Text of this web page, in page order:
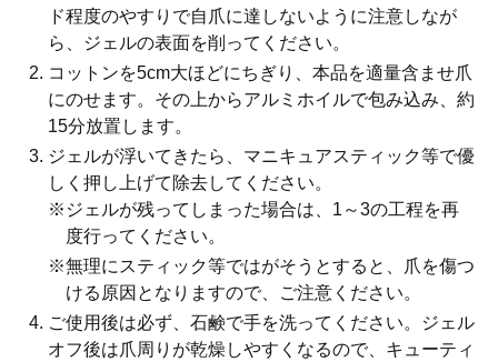
ド程度のやすりで自爪に達しないように注意しなが
ら、ジェルの表面を削ってください。
コットンを5cm大ほどにちぎり、本品を適量含ませ爪
にのせます。その上からアルミホイルで包み込み、約
15分放置します。
ジェルが浮いてきたら、マニキュアスティック等で優
しく押し上げて除去してください。
※ジェルが残ってしまった場合は、1～3の工程を再
度行ってください。
※無理にスティック等ではがそうとすると、爪を傷つ
ける原因となりますので、ご注意ください。
ご使用後は必ず、石鹸で手を洗ってください。ジェル
オフ後は爪周りが乾燥しやすくなるので、キューティ